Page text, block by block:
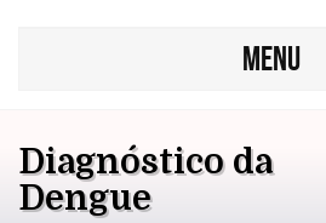
MENU
Diagnóstico da
Dengue